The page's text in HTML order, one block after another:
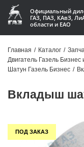
Официальный
ГАЗ, ПАЗ, КАвЗ,
области и ЕАО
Акции
О компании
Доставка
Главная / Каталог /
Двигатель Газель Бизнес
Шатун Газель Бизнес /
Вкладыш
ПОД ЗАКАЗ